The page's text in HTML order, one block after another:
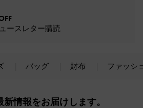
ースレター購読
バッグ 財布 ファッシ
情報をお届けします。​